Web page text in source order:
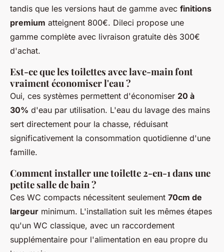
tandis que les versions haut de gamme avec finitions
premium atteignent 800€. Dileci propose une
gamme complète avec livraison gratuite dès 300€
d'achat.
Est-ce que les toilettes avec lave-main font
vraiment économiser l'eau ?
Oui, ces systèmes permettent d'économiser 20 à
30% d'eau par utilisation. L'eau du lavage des mains
sert directement pour la chasse, réduisant
significativement la consommation quotidienne d'une
famille.
Comment installer une toilette 2-en-1 dans une
petite salle de bain ?
Ces WC compacts nécessitent seulement 70cm de
largeur minimum. L'installation suit les mêmes étapes
qu'un WC classique, avec un raccordement
supplémentaire pour l'alimentation en eau propre du